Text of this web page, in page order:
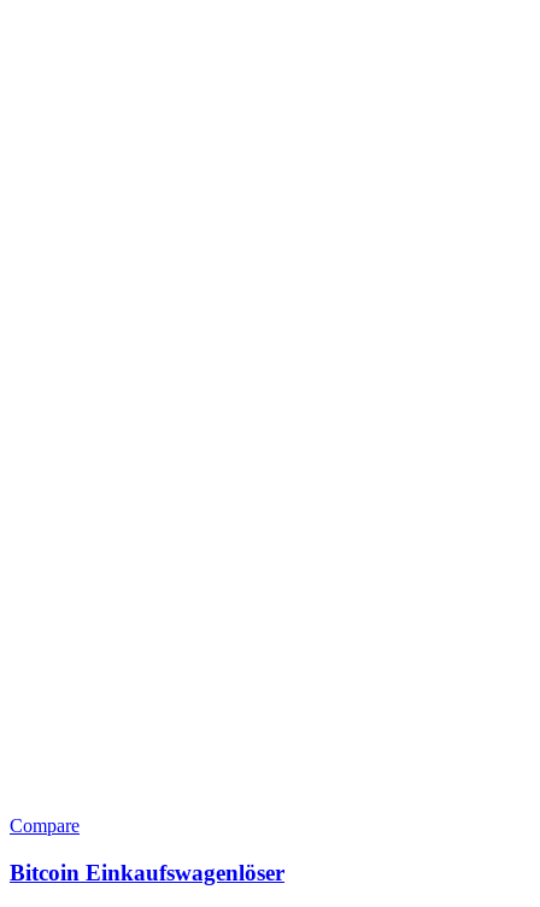
Compare
Bitcoin Einkaufswagenlöser